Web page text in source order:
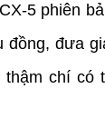
5 phiên
đưa
chí có